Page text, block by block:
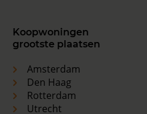
Koopwoningen
grootste plaatsen
Amsterdam
Den Haag
Rotterdam
Utrecht